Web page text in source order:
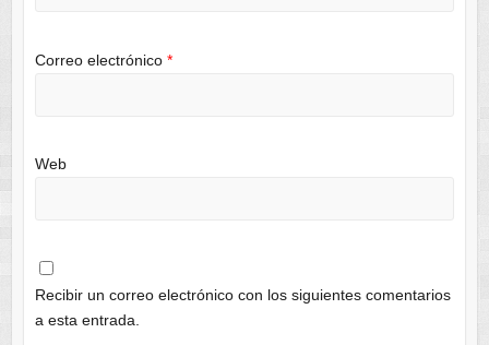
Correo electrónico *
Web
Recibir un correo electrónico con los siguientes comentarios
a esta entrada.